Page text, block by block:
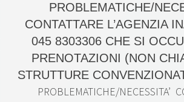
PROBLEMATICHE/
CONTATTARE L’AGENZIA
045 8303306 CHE SI
PRENOTAZIONI (NON
STRUTTURE
PROBLEMATICHE/NECESSITA’